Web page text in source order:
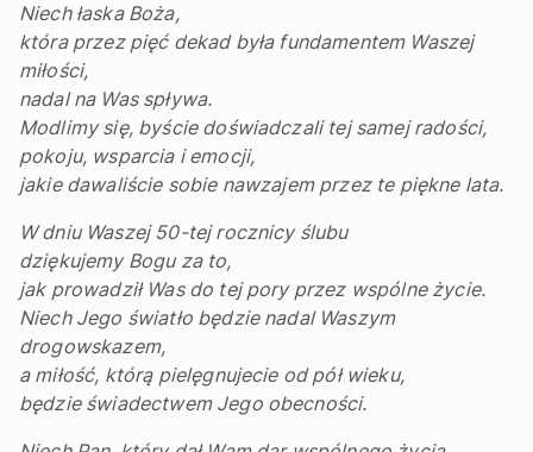
Niech łaska Boża,
która przez pięć dekad była fundamentem Waszej
miłości,
nadal na Was spływa.
Modlimy się, byście doświadczali tej samej radości,
pokoju, wsparcia i emocji,
jakie dawaliście sobie nawzajem przez te piękne lata.
W dniu Waszej 50-tej rocznicy ślubu
dziękujemy Bogu za to,
jak prowadził Was do tej pory przez wspólne życie.
Niech Jego światło będzie nadal Waszym
drogowskazem,
a miłość, którą pielęgnujecie od pół wieku,
będzie świadectwem Jego obecności.